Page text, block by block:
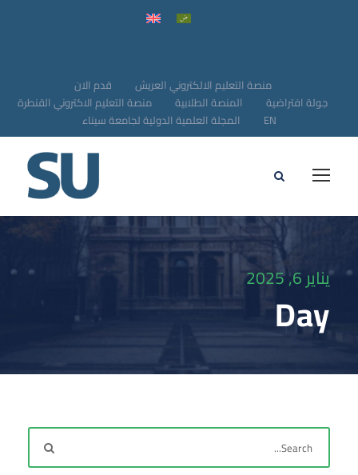
قدم الان
منصة التعليم الالكتروني العريش
منصة التعليم الاكتروني القنطرة
المنصة الطلابية
جولة افتراضية
المجلة العلمية الدولية لجامعة سيناء
EN
يناير 6, 2025
Day